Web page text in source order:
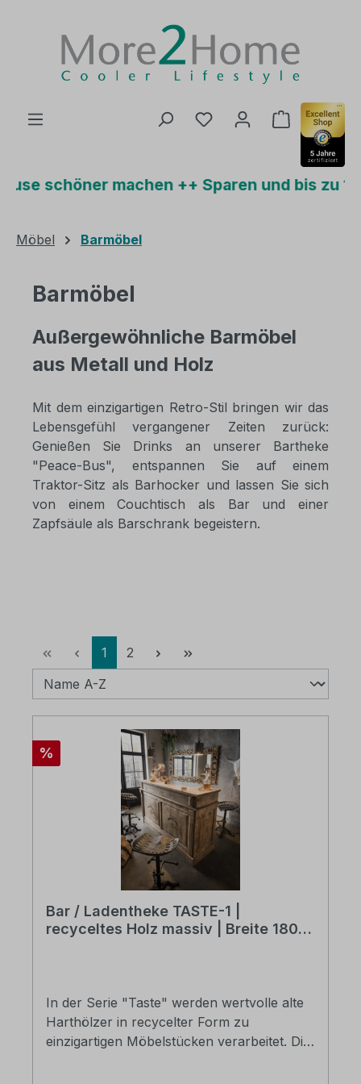
Du hast 0 Produkte
machen ++ Sparen und bis zu 15%
Möbel Barmöbel
Barmöbel
Außergewöhnliche Barmöbel
aus Metall und Holz
Mit dem einzigartigen Retro-Stil bringen wir das
Lebensgefühl vergangener Zeiten zurück:
Genießen Sie Drinks an unserer Bartheke
"Peace-Bus", entspannen Sie auf einem
Traktor-Sitz als Barhocker und lassen Sie sich
von einem Couchtisch als Bar und einer
Zapfsäule als Barschrank begeistern.
Seite
1 Seite
2
Rabatt
%
Bar / Ladentheke TASTE-1 |
recyceltes Holz massiv | Breite 180
In der Serie "Taste" werden wertvolle alte
Harthölzer in recycelter Form zu
einzigartigen Möbelstücken verarbeitet. Die